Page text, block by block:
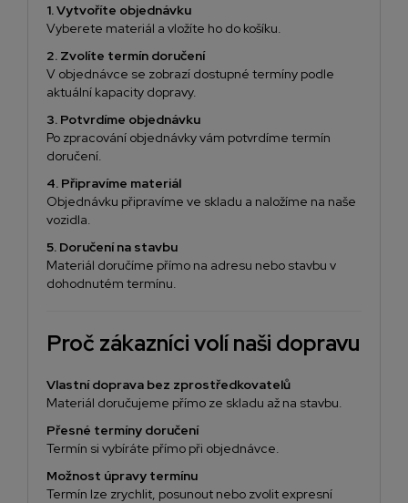
1. Vytvoříte objednávku
Vyberete materiál a vložíte ho do košíku.
2. Zvolíte termín doručení
V objednávce se zobrazí dostupné termíny podle
aktuální kapacity dopravy.
3. Potvrdíme objednávku
Po zpracování objednávky vám potvrdíme termín
doručení.
4. Připravíme materiál
Objednávku připravíme ve skladu a naložíme na naše
vozidla.
5. Doručení na stavbu
Materiál doručíme přímo na adresu nebo stavbu v
dohodnutém termínu.
Proč zákazníci volí naši dopravu
Vlastní doprava bez zprostředkovatelů
Materiál doručujeme přímo ze skladu až na stavbu.
Přesné termíny doručení
Termín si vybíráte přímo při objednávce.
Možnost úpravy termínu
Termín lze zrychlit, posunout nebo zvolit expresní